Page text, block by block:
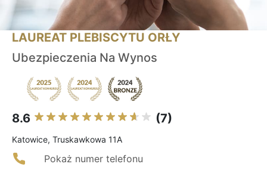
LAUREAT PLEBISCYTU ORŁY
Ubezpieczenia Na Wynos
8.6 (7)
Katowice, Truskawkowa 11A
Pokaż numer telefonu